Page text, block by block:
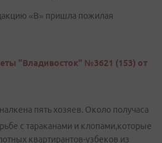
«В» пришла пожилая
"Владивосток" №3621 (153) от
пять хозяев. Около получаса
с тараканами и клопами,которые
квартирантов-узбеков из